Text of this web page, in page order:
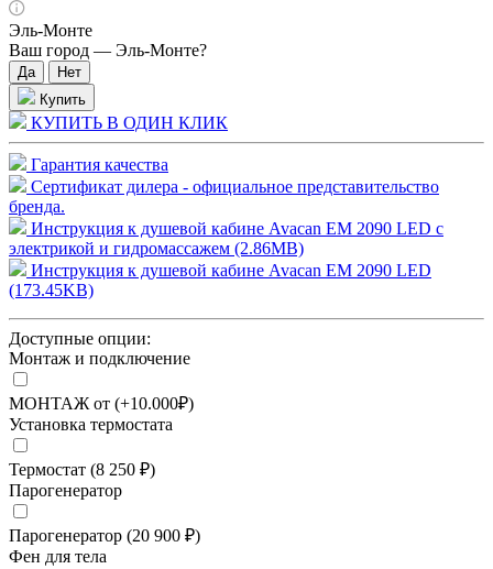
Эль-Монте
Ваш город — Эль-Монте?
Купить
КУПИТЬ В ОДИН КЛИК
Гарантия качества
Сертификат дилера - официальное представительство
бренда.
Инструкция к душевой кабине Avacan EM 2090 LED с
электрикой и гидромассажем (2.86MB)
Инструкция к душевой кабине Avacan EM 2090 LED
(173.45KB)
Доступные опции:
Монтаж и подключение
МОНТАЖ от (+10.000₽)
Установка термостата
Термостат (8 250 ₽)
Парогенератор
Парогенератор (20 900 ₽)
Фен для тела